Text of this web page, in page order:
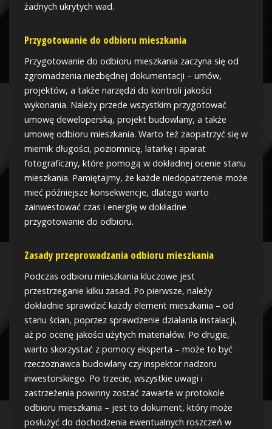
żadnych ukrytych wad.
Przygotowanie do odbioru mieszkania
Przygotowanie do odbioru mieszkania zaczyna się od
zgromadzenia niezbędnej dokumentacji – umów,
projektów, a także narzędzi do kontroli jakości
wykonania. Należy przede wszystkim przygotować
umowę deweloperską, projekt budowlany, a także
umowę odbioru mieszkania. Warto też zaopatrzyć się w
miernik długości, poziomnicę, latarkę i aparat
fotograficzny, które pomogą w dokładnej ocenie stanu
mieszkania. Pamiętajmy, że każde niedopatrzenie może
mieć późniejsze konsekwencje, dlatego warto
zainwestować czas i energię w dokładne
przygotowanie do odbioru.
Zasady przeprowadzania odbioru mieszkania
Podczas odbioru mieszkania kluczowe jest
przestrzeganie kilku zasad. Po pierwsze, należy
dokładnie sprawdzić każdy element mieszkania – od
stanu ścian, poprzez sprawdzenie działania instalacji,
aż po ocenę jakości użytych materiałów. Po drugie,
warto skorzystać z pomocy eksperta – może to być
rzeczoznawca budowlany czy inspektor nadzoru
inwestorskiego. Po trzecie, wszystkie uwagi i
zastrzeżenia powinny zostać zawarte w protokole
odbioru mieszkania – jest to dokument, który może
posłużyć do dochodzenia ewentualnych roszczeń w